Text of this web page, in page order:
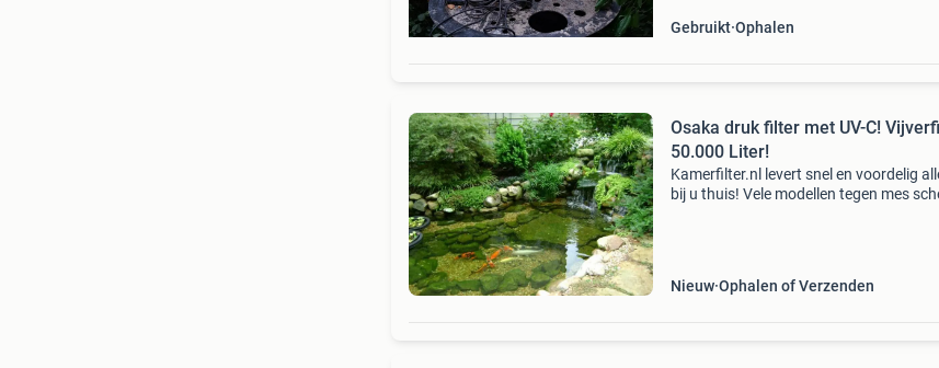
Gebruikt Ophalen
Osaka druk filter met UV-C!
50.000 Liter!
Kamerfilter.nl levert snel en voordelig
bij u thuis! Vele modellen tegen mes
Nieuw Ophalen of Verzenden